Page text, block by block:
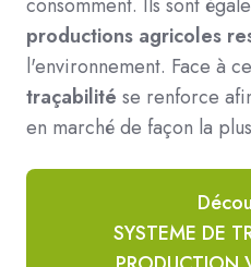
productions agricoles
l'environnement. Face à
traçabilité se renforce
en marché de façon la
SYSTEME DE